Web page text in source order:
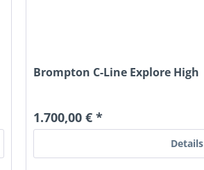
Brompton C-Line Explore High
1.700,00 € *
Details